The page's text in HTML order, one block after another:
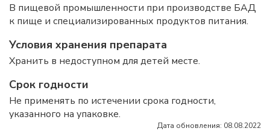
В пищевой промышленности при производстве БАД
к пище и специализированных продуктов питания.
Условия хранения препарата
Хранить в недоступном для детей месте.
Срок годности
Не применять по истечении срока годности,
указанного на упаковке.
Дата обновления: 08.08.2022